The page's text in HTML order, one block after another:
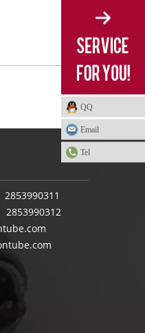
QQ
Email
Tel